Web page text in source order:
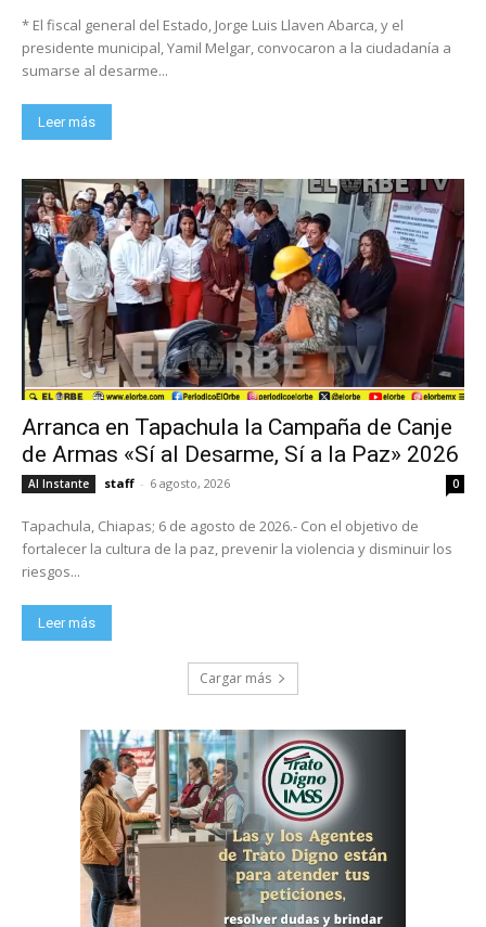
* El fiscal general del Estado, Jorge Luis Llaven Abarca, y el
presidente municipal, Yamil Melgar, convocaron a la ciudadanía a
sumarse al desarme...
Leer más
Arranca en Tapachula la Campaña de Canje
de Armas «Sí al Desarme, Sí a la Paz» 2026
Al Instante staff - 6 agosto, 2026 0
Tapachula, Chiapas; 6 de agosto de 2026.- Con el objetivo de
fortalecer la cultura de la paz, prevenir la violencia y disminuir los
riesgos...
Leer más
Cargar más